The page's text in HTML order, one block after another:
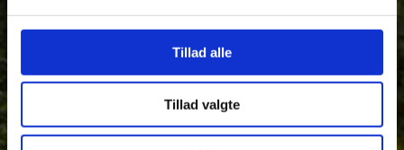
Tillad alle
Tillad valgte
Send en ansøgning